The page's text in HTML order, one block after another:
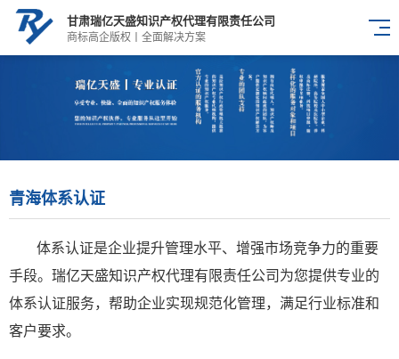
甘肃瑞亿天盛知识产权代理有限责任公司
商标高企版权丨全面解决方案
青海体系认证
体系认证是企业提升管理水平、增强市场竞争力的重要
手段。瑞亿天盛知识产权代理有限责任公司为您提供专业的
体系认证服务，帮助企业实现规范化管理，满足行业标准和
客户要求。